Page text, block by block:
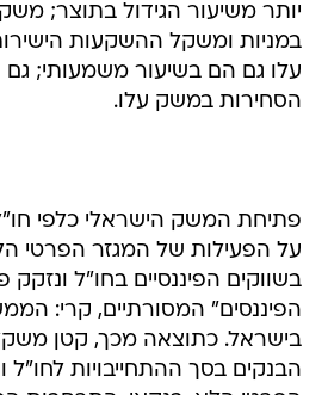
יותר משיעור הגידול בתוצר;
במניות ומשקל ההשקעות
עלו גם הם בשיעור משמעותי;
הסחירות במשק עלו.
פתיחת המשק הישראלי כלפי
על הפעילות של המגזר הפרטי
בשווקים הפיננסיים בחו"ל ונזקק
הפיננסים" המסורתיים, קרי:
בישראל. כתוצאה מכך, קטן
הבנקים בסך ההתחייבויות